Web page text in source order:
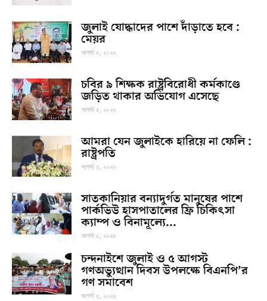
জুলাই যোদ্ধাদের পাশে দাঁড়াতে হবে :
মেয়র
আগস্ট ৫, ২০২৬
চবির ৯ শিক্ষক রাষ্ট্রবিরোধী কর্মকাণ্ডে
জড়িত থাকার অভিযোগ এসেছে
আগস্ট ৫, ২০২৬
আমরা যেন জুলাইকে হারিয়ে না ফেলি :
রাষ্ট্রপতি
আগস্ট ৫, ২০২৬
সাতকানিয়ার বন্যাদুর্গত মানুষের পাশে
পার্কভিউ হাসপাতালের ফ্রি চিকিৎসা
ক্যাম্প ও বিনামূল্যে...
আগস্ট ৫, ২০২৬
চন্দনাইশে জুলাই ও ৫ আগস্ট
গণঅভ্যুত্থান দিবস উপলক্ষে বিএনপি’র
গণ সমাবেশ
আগস্ট ৫, ২০২৬